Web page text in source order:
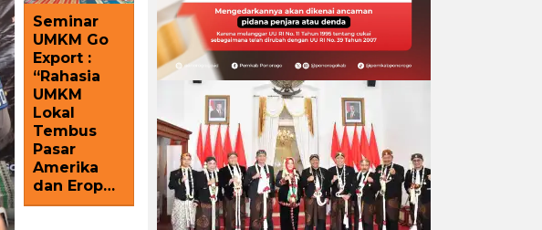
Seminar
UMKM Go
Export :
“Rahasia
UMKM
Lokal
Tembus
Pasar
Amerika
dan Erop…